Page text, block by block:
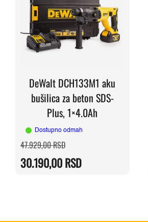
DeWalt DCH133M1 aku
bušilica za beton SDS-
Plus, 1×4.0Ah
Dostupno odmah
47.929,00RSDOriginalna
cena
bila:
47.929,00 RSD.
30.190,00RSD
Trenutna
cena
30.190,00 RSD.